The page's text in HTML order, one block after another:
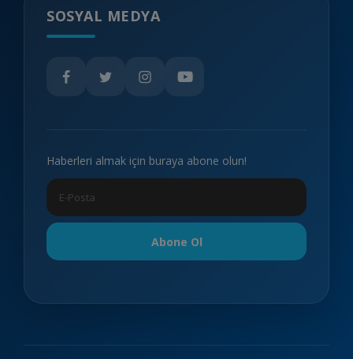
SOSYAL MEDYA
Haberleri almak için buraya abone olun!
Abone Ol